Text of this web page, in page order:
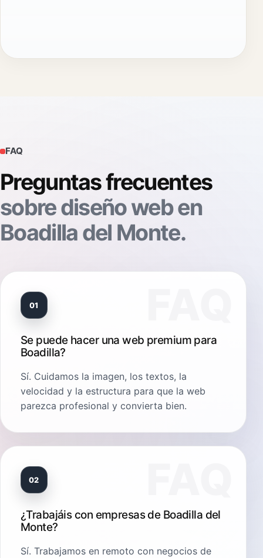
FAQ
Preguntas frecuentes
sobre diseño web en
Boadilla del Monte.
01
Se puede hacer una web premium para
Boadilla?
Sí. Cuidamos la imagen, los textos, la
velocidad y la estructura para que la web
parezca profesional y convierta bien.
02
¿Trabajáis con empresas de Boadilla del
Monte?
Sí. Trabajamos en remoto con negocios de